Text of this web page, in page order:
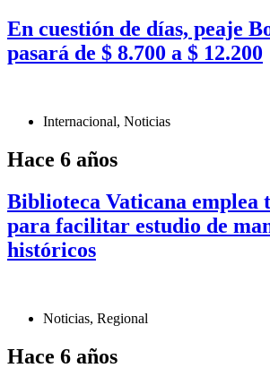
En cuestión de días, peaje
pasará de $ 8.700 a $ 12.200
Internacional, Noticias
Hace 6 años
Biblioteca Vaticana emplea
para facilitar estudio de
históricos
Noticias, Regional
Hace 6 años